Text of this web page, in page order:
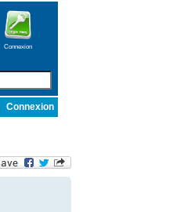
Connexion
Connexion